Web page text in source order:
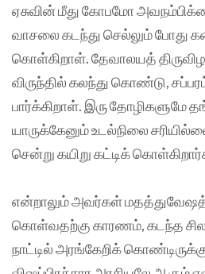
ஏசுவின் மீது கோபமோ
வாசலை கடந்து செல்லும் போது
கொள்கிறாள். தேவாலயத்
விருந்தில் கலந்து கொண்டு,
பார்க்கிறாள். இரு தோழிகளுமே
யாருக்கேனும் உடல்நிலை
சென்று கயிறு கட்டிக்
என்றாலும் அவர்கள்
கொள்வதற்கு காரணம், கடந்த
நாட்டில் அரங்கேறிக்